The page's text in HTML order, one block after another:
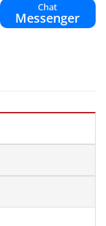
Chat
Messenger